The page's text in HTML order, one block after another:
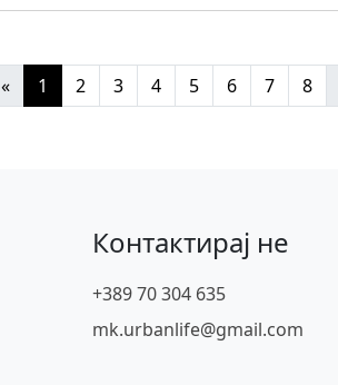
« 1 2 3 4 5 6 7 8
Контактирај не
+389 70 304 635
mk.urbanlife@gmail.com